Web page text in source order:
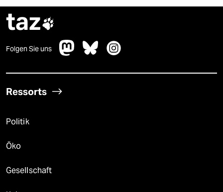
taz
Folgen Sie uns
Ressorts
Politik
Öko
Gesellschaft